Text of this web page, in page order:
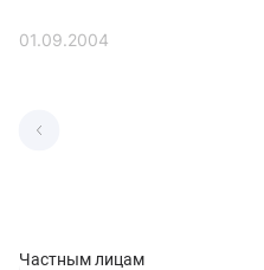
01.09.2004
Частным лицам